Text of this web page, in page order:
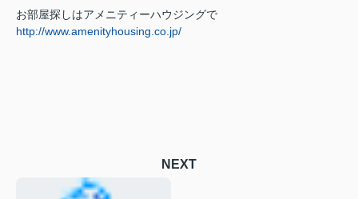
お部屋探しはアメニティーハウジングで
http://www.amenityhousing.co.jp/
NEXT